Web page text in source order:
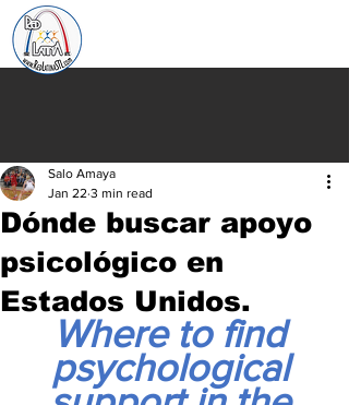
Dónde buscar apoyo
psicológico en
Estados Unidos.
Salo Amaya
Jan 22 3 min read
Where to find
psychological